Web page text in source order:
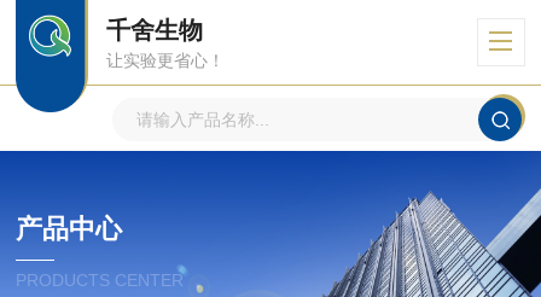
千舍生物
让实验更省心！
产品中心
PRODUCTS CENTER